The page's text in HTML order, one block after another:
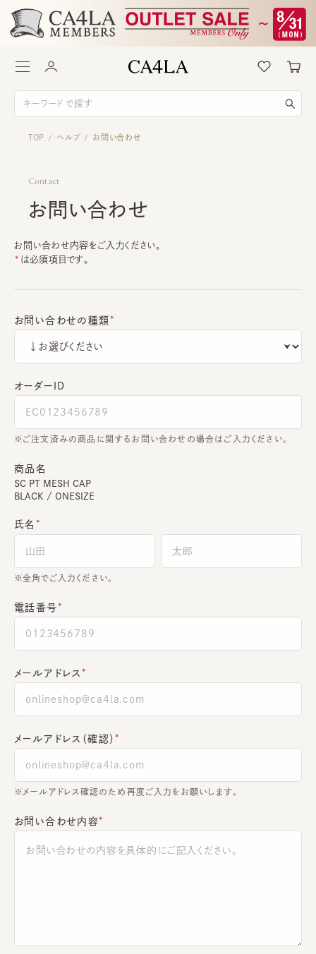
TOP / ヘルプ / お問い合わせ
Contact
お問い合わせ
お問い合わせ内容をご入力ください。
は必須項目です。
お問い合わせの種類
オーダーＩＤ
ご注文済みの商品に関するお問い合わせの場合はご入力ください。
商品名
SC PT MESH CAP
BLACK / ONESIZE
氏名
全角でご入力ください。
電話番号
メールアドレス
メールアドレス（確認）
※メールアドレス確認のため再度ご入力をお願いします。
お問い合わせ内容